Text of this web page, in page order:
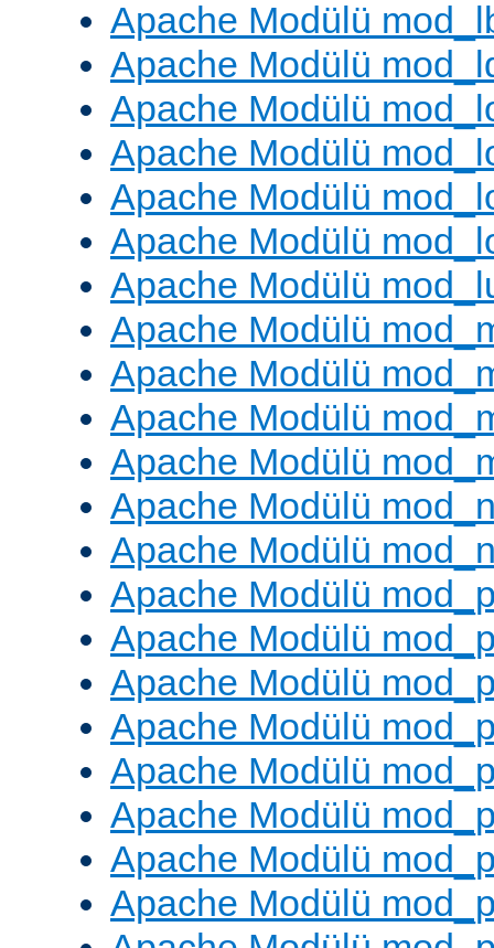
Apache Modülü
Apache Modülü
Apache Modülü
Apache Modülü
Apache Modülü
Apache Modülü
Apache Modülü
Apache Modülü
Apache Modülü
Apache Modülü
Apache Modülü
Apache Modülü
Apache Modülü
Apache Modülü
Apache Modülü
Apache Modülü
Apache Modülü
Apache Modülü
Apache Modülü
Apache Modülü
Apache Modülü